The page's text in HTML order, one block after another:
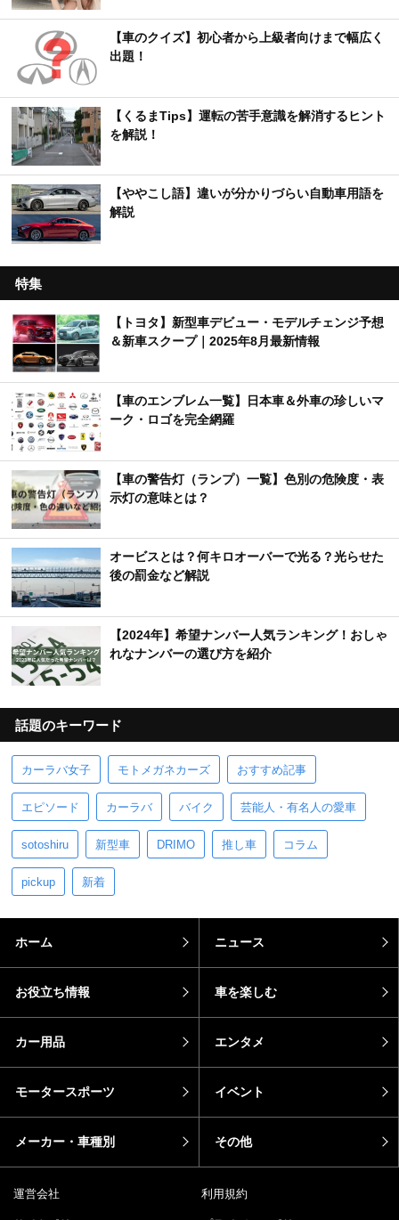
【車のクイズ】初心者から上級者向けまで幅広く
出題！
【くるまTips】運転の苦手意識を解消するヒント
を解説！
【ややこし語】違いが分かりづらい自動車用語を
解説
特集
【トヨタ】新型車デビュー・モデルチェンジ予想
＆新車スクープ｜2025年8月最新情報
【車のエンブレム一覧】日本車＆外車の珍しいマ
ーク・ロゴを完全網羅
【車の警告灯（ランプ）一覧】色別の危険度・表
示灯の意味とは？
オービスとは？何キロオーバーで光る？光らせた
後の罰金など解説
【2024年】希望ナンバー人気ランキング！おしゃ
れなナンバーの選び方を紹介
話題のキーワード
カーラバ女子 モトメガネカーズ おすすめ記事
エピソード カーラバ バイク 芸能人・有名人の愛車
sotoshiru 新型車 DRIMO 推し車 コラム
pickup 新着
ホーム ニュース
お役立ち情報 車を楽しむ
カー用品 エンタメ
モータースポーツ イベント
メーカー・車種別 その他
運営会社 利用規約